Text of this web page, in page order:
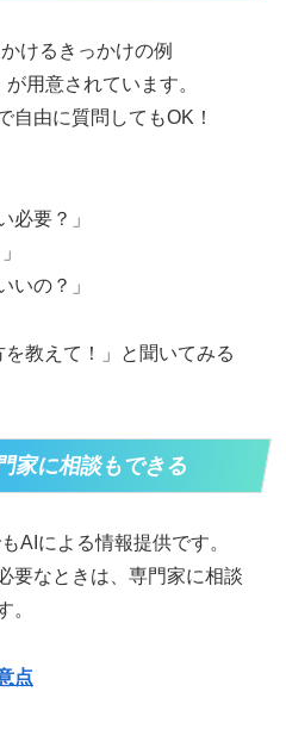
けるきっかけの例
用意されています。
自由に質問してもOK！
必要？」
いの？」
教えて！」と聞いてみる
家に相談もできる
AIによる情報提供です。
要なときは、専門家に相談
。
点